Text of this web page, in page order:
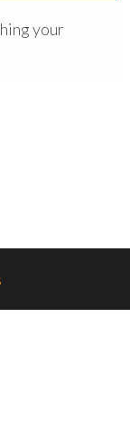
your